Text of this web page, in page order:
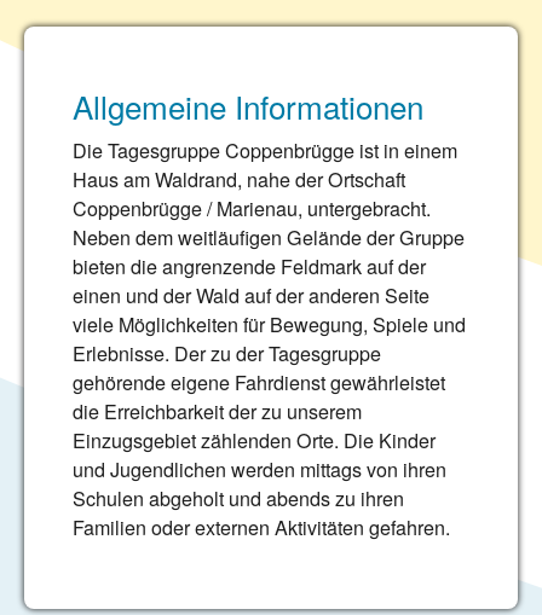
Allgemeine Informationen
Die Tagesgruppe Coppenbrügge ist in einem
Haus am Waldrand, nahe der Ortschaft
Coppenbrügge / Marienau, untergebracht.
Neben dem weitläufigen Gelände der Gruppe
bieten die angrenzende Feldmark auf der
einen und der Wald auf der anderen Seite
viele Möglichkeiten für Bewegung, Spiele und
Erlebnisse. Der zu der Tagesgruppe
gehörende eigene Fahrdienst gewährleistet
die Erreichbarkeit der zu unserem
Einzugsgebiet zählenden Orte. Die Kinder
und Jugendlichen werden mittags von ihren
Schulen abgeholt und abends zu ihren
Familien oder externen Aktivitäten gefahren.